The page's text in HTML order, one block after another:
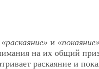
«раскаяние» и «покаяние»
на их общий
раскаяние и